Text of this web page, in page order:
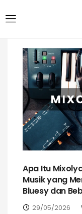
Apa Itu
Musik yang
Bluesy dan
29/05/2026